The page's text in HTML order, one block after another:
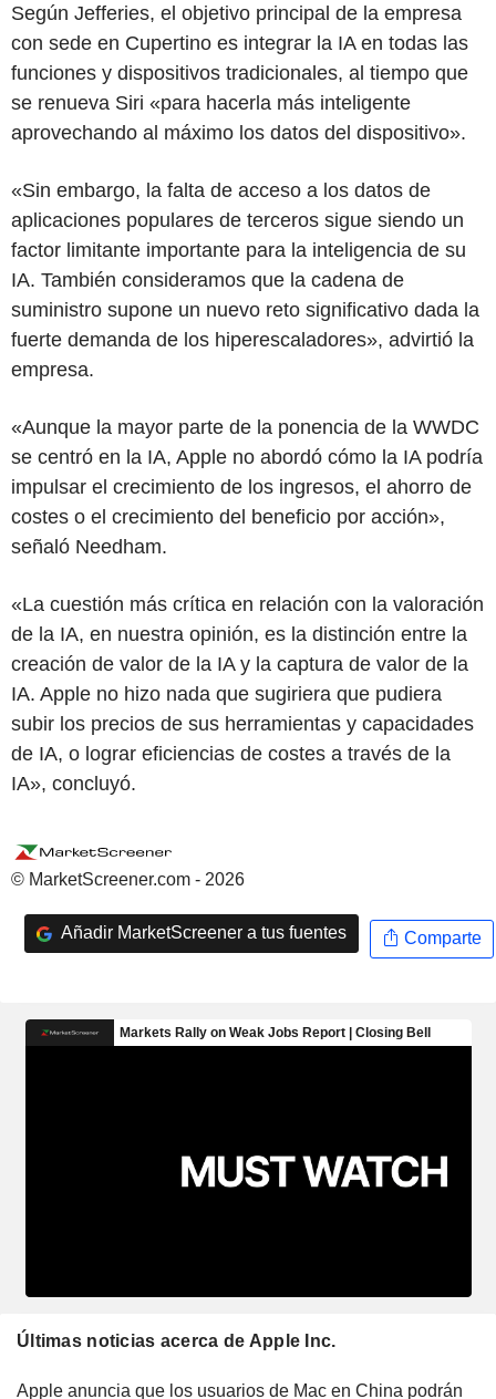
Según Jefferies, el objetivo principal de la empresa
con sede en Cupertino es integrar la IA en todas las
funciones y dispositivos tradicionales, al tiempo que
se renueva Siri «para hacerla más inteligente
aprovechando al máximo los datos del dispositivo».
«Sin embargo, la falta de acceso a los datos de
aplicaciones populares de terceros sigue siendo un
factor limitante importante para la inteligencia de su
IA. También consideramos que la cadena de
suministro supone un nuevo reto significativo dada la
fuerte demanda de los hiperescaladores», advirtió la
empresa.
«Aunque la mayor parte de la ponencia de la WWDC
se centró en la IA, Apple no abordó cómo la IA podría
impulsar el crecimiento de los ingresos, el ahorro de
costes o el crecimiento del beneficio por acción»,
señaló Needham.
«La cuestión más crítica en relación con la valoración
de la IA, en nuestra opinión, es la distinción entre la
creación de valor de la IA y la captura de valor de la
IA. Apple no hizo nada que sugiriera que pudiera
subir los precios de sus herramientas y capacidades
de IA, o lograr eficiencias de costes a través de la
IA», concluyó.
© MarketScreener.com - 2026
Añadir MarketScreener a tus fuentes Comparte
Últimas noticias acerca de Apple Inc.
Apple anuncia que los usuarios de Mac en China podrán